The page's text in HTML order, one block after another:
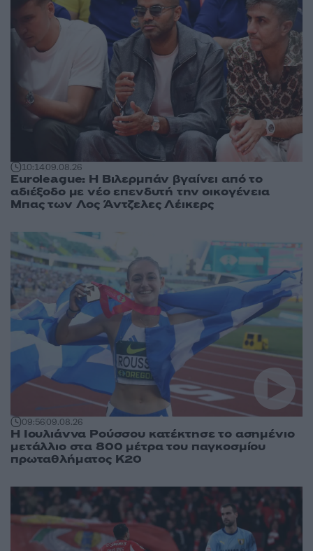
10:1409.08.26
Euroleague: Η Βιλερμπάν βγαίνει από το
αδιέξοδο με νέο επενδυτή την οικογένεια
Μπας των Λος Άντζελες Λέικερς
09:5609.08.26
Η Ιουλιάννα Ρούσσου κατέκτησε το ασημένιο
μετάλλιο στα 800 μέτρα του παγκοσμίου
πρωταθλήματος Κ20